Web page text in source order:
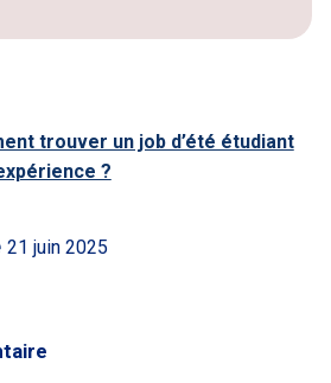
trouver un job d’été étudiant
?
21 juin 2025